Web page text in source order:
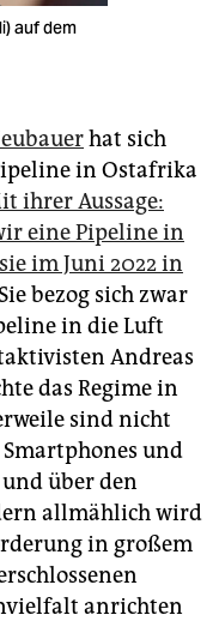
auf dem
hat sich
in Ostafrika
ihrer Aussage:
eine Pipeline in
im Juni 2022 in
Sie bezog sich zwar
in die Luft
Andreas
das Regime in
sind nicht
und
über den
allmählich wird
in großem
anrichten